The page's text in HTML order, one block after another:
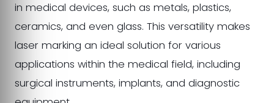
in medical devices, such as metals, plastics,
ceramics, and even glass. This versatility makes
laser marking an ideal solution for various
applications within the medical field, including
surgical instruments, implants, and diagnostic